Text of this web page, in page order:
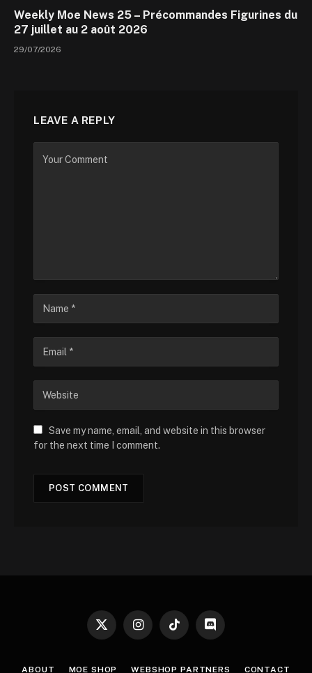
Weekly Moe News 25 – Précommandes Figurines du
27 juillet au 2 août 2026
29/07/2026
LEAVE A REPLY
Save my name, email, and website in this browser
for the next time I comment.
X
InstagramTikTok Discord
ABOUT MOE SHOP WEBSHOP PARTNERS CONTACT